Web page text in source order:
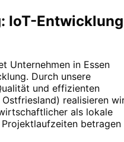
IoT-Entwicklung
Unternehmen in Essen
. Durch unsere
und effizienten
realisieren
als lokale
Projektlaufzeiten betragen